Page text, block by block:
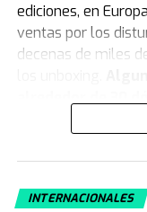
ediciones, en
ventas por los
decenas de miles
Si usted nunca ha
alto con cuerpo
INTERNACIONALES